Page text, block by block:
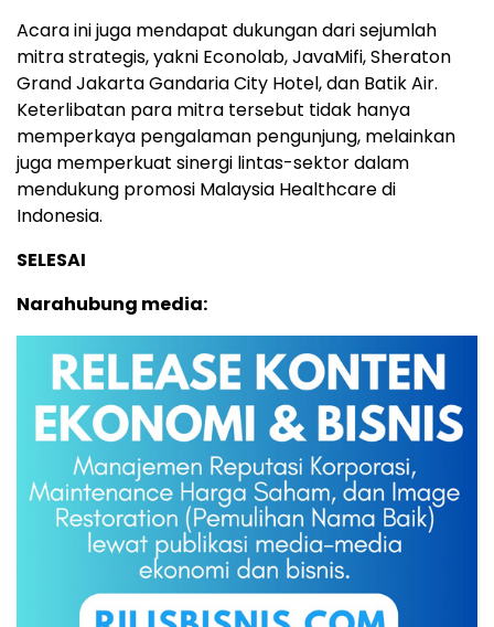
Acara ini juga mendapat dukungan dari sejumlah
mitra strategis, yakni Econolab, JavaMifi, Sheraton
Grand Jakarta Gandaria City Hotel, dan Batik Air.
Keterlibatan para mitra tersebut tidak hanya
memperkaya pengalaman pengunjung, melainkan
juga memperkuat sinergi lintas-sektor dalam
mendukung promosi Malaysia Healthcare di
Indonesia.
SELESAI
Narahubung media: